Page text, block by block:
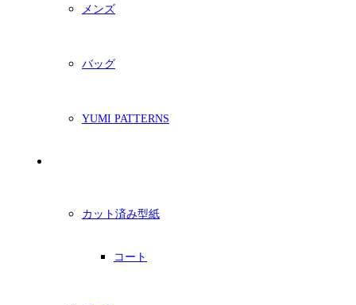
メンズ
バッグ
YUMI PATTERNS
カット済み型紙
コート